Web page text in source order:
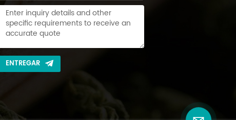
ENTREGAR